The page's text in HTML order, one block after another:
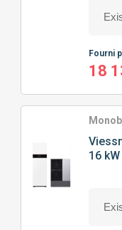
Fourni
18
16